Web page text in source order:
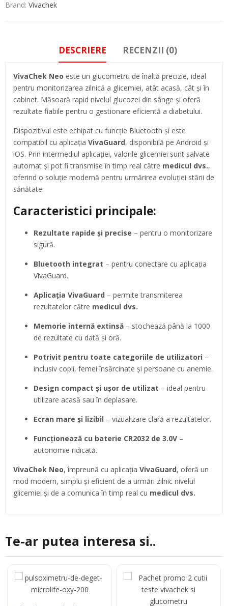
Brand: Vivachek
DESCRIERE RECENZII (0)
VivaChek Neo este un glucometru de înaltă precizie, ideal
pentru monitorizarea zilnică a glicemiei, atât acasă, cât și în
cabinet. Măsoară rapid nivelul glucozei din sânge și oferă
rezultate fiabile pentru o gestionare eficientă a diabetului.
Dispozitivul este echipat cu funcție Bluetooth și este
compatibil cu aplicația VivaGuard, disponibilă pe Android și
iOS. Prin intermediul aplicației, valorile glicemiei sunt salvate
automat și pot fi transmise în timp real către medicul dvs.,
oferind o soluție modernă pentru urmărirea evoluției stării de
sănătate.
Caracteristici principale:
Rezultate rapide și precise – pentru o monitorizare
sigură.
Bluetooth integrat – pentru conectare cu aplicația
VivaGuard.
Aplicația VivaGuard – permite transmiterea
rezultatelor către medicul dvs.
Memorie internă extinsă – stochează până la 1000
de rezultate cu dată și oră.
Potrivit pentru toate categoriile de utilizatori –
inclusiv copii, femei însărcinate și persoane cu anemie.
Design compact și ușor de utilizat – ideal pentru
utilizare acasă sau în deplasare.
Ecran mare și lizibil – vizualizare clară a rezultatelor.
Funcționează cu baterie CR2032 de 3.0V –
autonomie ridicată.
VivaChek Neo, împreună cu aplicația VivaGuard, oferă un
mod modern, simplu și eficient de a urmări zilnic nivelul
glicemiei și de a comunica în timp real cu medicul dvs.
Te-ar putea interesa si..